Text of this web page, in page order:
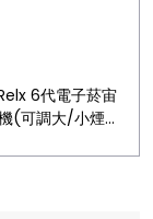
6代電子菸宙
(可調大/小煙
(下訂秒發貨)